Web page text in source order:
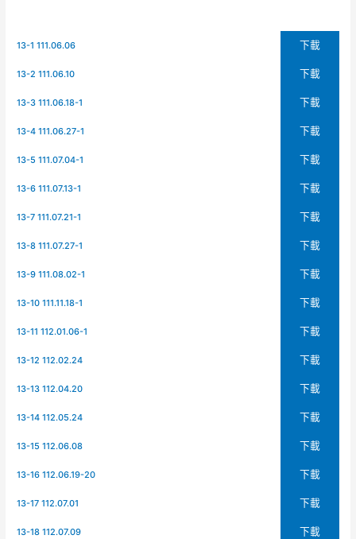
13-1 111.06.06 下載
13-2 111.06.10 下載
13-3 111.06.18-1 下載
13-4 111.06.27-1 下載
13-5 111.07.04-1 下載
13-6 111.07.13-1 下載
13-7 111.07.21-1 下載
13-8 111.07.27-1 下載
13-9 111.08.02-1 下載
13-10 111.11.18-1 下載
13-11 112.01.06-1 下載
13-12 112.02.24 下載
13-13 112.04.20 下載
13-14 112.05.24 下載
13-15 112.06.08 下載
13-16 112.06.19-20 下載
13-17 112.07.01 下載
13-18 112.07.09 下載